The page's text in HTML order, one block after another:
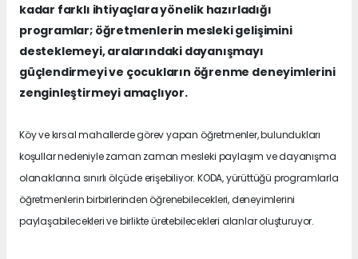
kadar farklı ihtiyaçlara yönelik hazırladığı
programlar; öğretmenlerin mesleki gelişimini
desteklemeyi, aralarındaki dayanışmayı
güçlendirmeyi ve çocukların öğrenme deneyimlerini
zenginleştirmeyi amaçlıyor.
Köy ve kırsal mahallerde görev yapan öğretmenler, bulundukları
koşullar nedeniyle zaman zaman mesleki paylaşım ve dayanışma
olanaklarına sınırlı ölçüde erişebiliyor. KODA, yürüttüğü programlarla
öğretmenlerin birbirlerinden öğrenebilecekleri, deneyimlerini
paylaşabilecekleri ve birlikte üretebilecekleri alanlar oluşturuyor.